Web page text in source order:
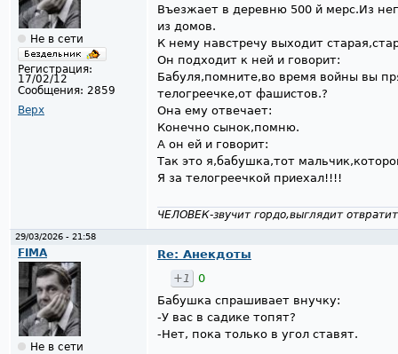
Не в сети
Регистрация:
17/02/12
Сообщения: 2859
Верх
Въезжает в деревню 500 й мерс.Из
из домов.
К нему навстречу выходит
Он подходит к ней и говорит:
Бабуля,помните,во время войны вы
телогреечке,от фашистов.?
Она ему отвечает:
Конечно сынок,помню.
А он ей и говорит:
Так это я,бабушка,тот
Я за телогреечкой приехал!!!!
ЧЕЛОВЕК-звучит гордо,выглядит
29/03/2026 - 21:58
FIMA
Не в сети
Re: Анекдоты
+1
0
Бабушка спрашивает внучку:
-У вас в садике топят?
-Нет, пока только в угол ставят.